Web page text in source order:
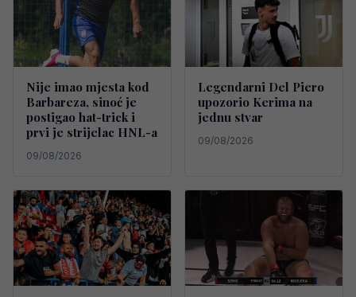
Nije imao mjesta kod
Barbareza, sinoć je
postigao hat-trick i
prvi je strijelac HNL-a
09/08/2026
Legendarni Del Piero
upozorio Kerima na
jednu stvar
09/08/2026